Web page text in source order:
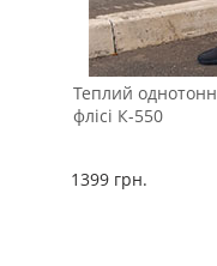
Теплий
флісі К-550
1399 грн.